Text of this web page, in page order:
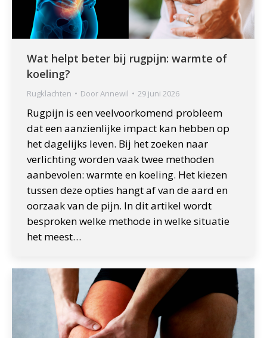
Wat helpt beter bij rugpijn: warmte of
koeling?
Rugklachten DoorAnnewil 29 juni 2026
Rugpijn is een veelvoorkomend probleem
dat een aanzienlijke impact kan hebben op
het dagelijks leven. Bij het zoeken naar
verlichting worden vaak twee methoden
aanbevolen: warmte en koeling. Het kiezen
tussen deze opties hangt af van de aard en
oorzaak van de pijn. In dit artikel wordt
besproken welke methode in welke situatie
het meest…